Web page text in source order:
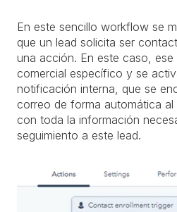
En este sencillo workflow se
que un lead solicita ser
una acción. En este caso, ese
comercial específico y se
notificación interna, que se
correo de forma automática
con toda la información
seguimiento a este lead.